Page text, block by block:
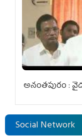
అనంతపురం :
Social Network